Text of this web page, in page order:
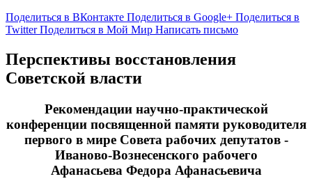
Поделиться в ВКонтакте Поделиться в Google+ Поделиться в
Twitter Поделиться в Мой Мир Написать письмо
Перспективы восстановления
Советской власти
Рекомендации научно-практической
конференции посвященной памяти руководителя
первого в мире Совета рабочих депутатов -
Иваново-Вознесенского рабочего
Афанасьева Федора Афанасьевича